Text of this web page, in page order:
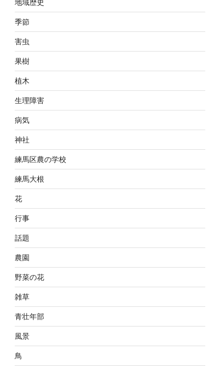
地域歴史
季節
害虫
果樹
植木
生理障害
病気
神社
練馬区農の学校
練馬大根
花
行事
話題
農園
野菜の花
雑草
青壮年部
風景
鳥